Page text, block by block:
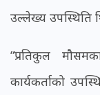
उल्लेख्य उपस्थिति
“प्रतिकुल
कार्यकर्ताको